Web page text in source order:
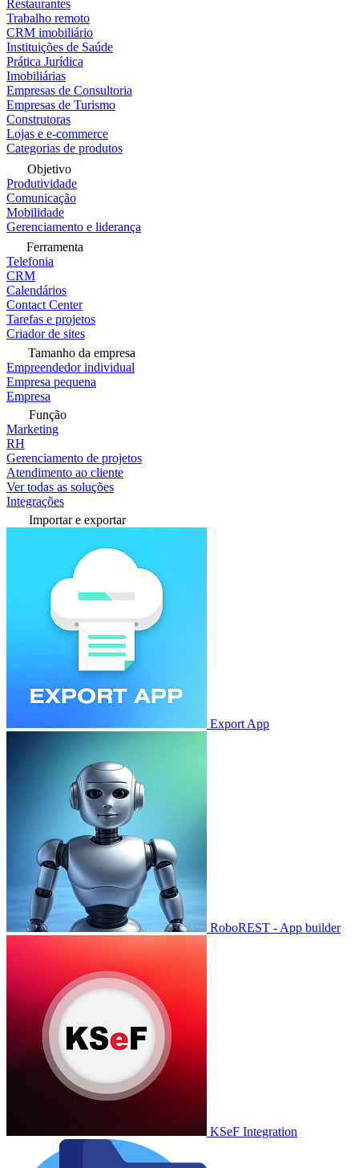
Restaurantes
Trabalho remoto
CRM imobiliário
Instituições de Saúde
Prática Jurídica
Imobiliárias
Empresas de Consultoria
Empresas de Turismo
Construtoras
Lojas e e-commerce
Categorias de produtos
Objetivo
Produtividade
Comunicação
Mobilidade
Gerenciamento e liderança
Ferramenta
Telefonia
CRM
Calendários
Contact Center
Tarefas e projetos
Criador de sites
Tamanho da empresa
Empreendedor individual
Empresa pequena
Empresa
Função
Marketing
RH
Gerenciamento de projetos
Atendimento ao cliente
Ver todas as soluções
Integrações
Importar e exportar
Export App
RoboREST - App builder
KSeF Integration